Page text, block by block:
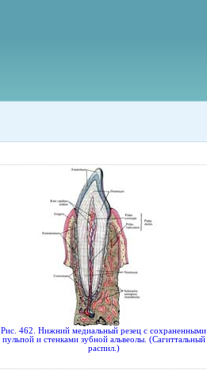
Рис. 462. Нижний медиальный резец с сохраненными
пульпой и стенками зубной альвеолы. (Сагиттальный
распил.)